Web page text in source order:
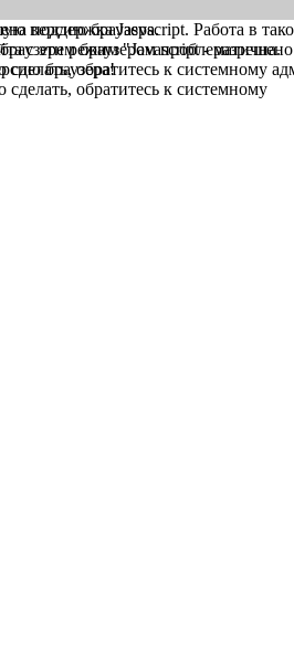
поддержка Jasvscript. Работа в
режим "Javascript -
обратитесь к системному
версию браузера.
с этим браузером проблематична.
браузера!
обратитесь к системному